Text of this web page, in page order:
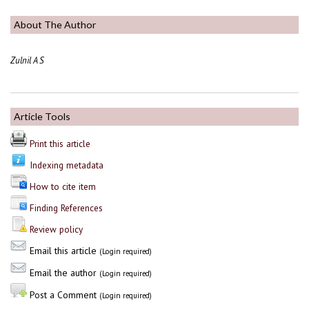
About The Author
Zulnil A S
Article Tools
Print this article
Indexing metadata
How to cite item
Finding References
Review policy
Email this article (Login required)
Email the author (Login required)
Post a Comment (Login required)